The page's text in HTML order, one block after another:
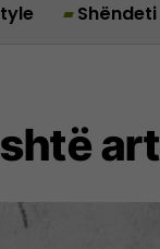
Shëndeti
art